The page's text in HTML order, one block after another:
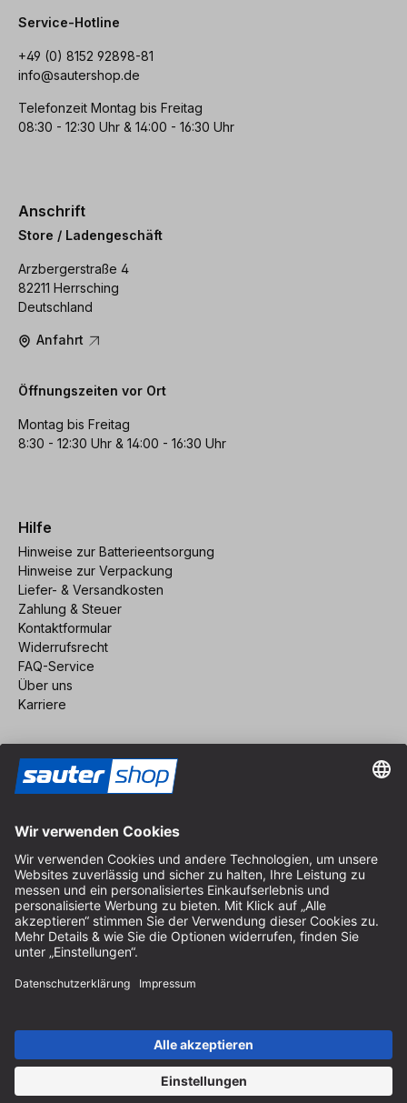
Service-Hotline
+49 (0) 8152 92898-81
info@sautershop.de
Telefonzeit Montag bis Freitag
08:30 - 12:30 Uhr & 14:00 - 16:30 Uhr
Anschrift
Store / Ladengeschäft
Arzbergerstraße 4
82211 Herrsching
Deutschland
Anfahrt
Öffnungszeiten vor Ort
Montag bis Freitag
8:30 - 12:30 Uhr & 14:00 - 16:30 Uhr
Hilfe
Hinweise zur Batterieentsorgung
Hinweise zur Verpackung
Liefer- & Versandkosten
Zahlung & Steuer
Kontaktformular
Widerrufsrecht
FAQ-Service
Über uns
Karriere
Impressum
AGB
Datenschutz
Cookie-Einstellungen
© 2026 sauter GmbH
* kostenloser Versand ab 150 Euro Bestellwert innerhalb
Deutschlands für die Standard-Paketgrößen - ausgenommen
Sperrgut und Fracht
In Abh. des Lieferlandes kann die MwSt. an der Kasse variieren.